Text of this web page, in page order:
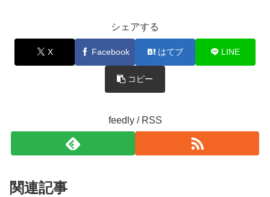
シェアする
X Facebook はてブ LINE
コピー
feedly / RSS
関連記事